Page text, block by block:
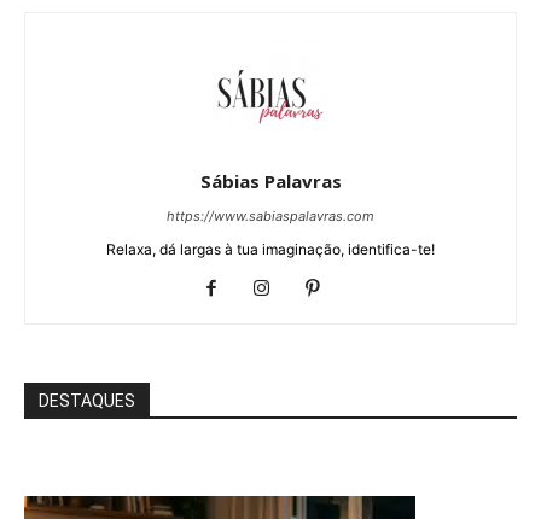
Sábias Palavras
https://www.sabiaspalavras.com
Relaxa, dá largas à tua imaginação, identifica-te!
DESTAQUES